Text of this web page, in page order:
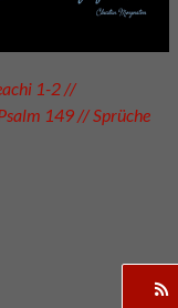
1-2 //
149 // Sprüche